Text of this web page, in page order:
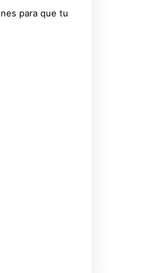
para que tu